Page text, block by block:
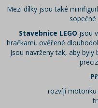
Mezi dílky jsou také
Stavebnice LEGO jsou
hračkami, ověřené
Jsou navrženy tak, aby
rozvíjí